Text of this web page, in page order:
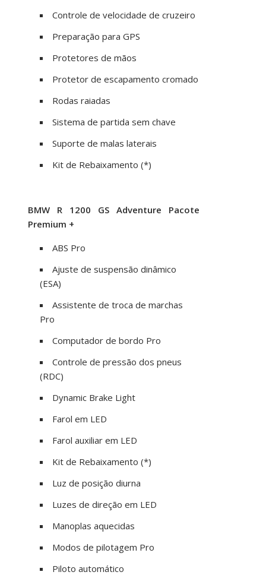
Controle de velocidade de cruzeiro
Preparação para GPS
Protetores de mãos
Protetor de escapamento cromado
Rodas raiadas
Sistema de partida sem chave
Suporte de malas laterais
Kit de Rebaixamento (*)
BMW R 1200 GS Adventure Pacote
Premium +
ABS Pro
Ajuste de suspensão dinâmico
(ESA)
Assistente de troca de marchas
Pro
Computador de bordo Pro
Controle de pressão dos pneus
(RDC)
Dynamic Brake Light
Farol em LED
Farol auxiliar em LED
Kit de Rebaixamento (*)
Luz de posição diurna
Luzes de direção em LED
Manoplas aquecidas
Modos de pilotagem Pro
Piloto automático